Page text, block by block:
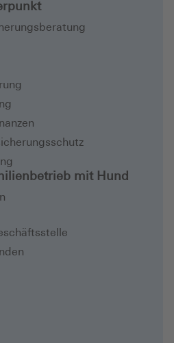
mit Hund